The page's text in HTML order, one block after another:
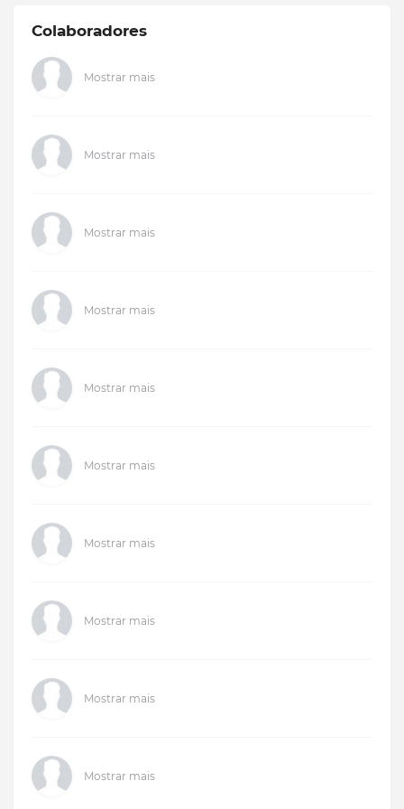
Colaboradores
Mostrar mais
Mostrar mais
Mostrar mais
Mostrar mais
Mostrar mais
Mostrar mais
Mostrar mais
Mostrar mais
Mostrar mais
Mostrar mais